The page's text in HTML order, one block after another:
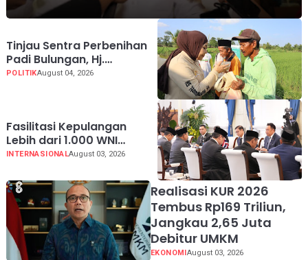
Tinjau Sentra Perbenihan
Padi Bulungan, Hj.
Rahmawati: Program
POLITIKAugust 04, 2026
Fasilitasi Kepulangan
Lebih dari 1.000 WNI
Korban Scam, Prabowo
PM Thailand
INTERNASIONALAugust 03, 2026
Realisasi KUR 2026
Tembus Rp169 Triliun,
Jangkau 2,65 Juta
Debitur UMKM
EKONOMIAugust 03, 2026